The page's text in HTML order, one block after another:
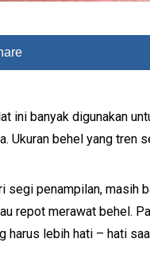
ini banyak digunakan
Ukuran behel yang tren
segi penampilan, masih
repot merawat behel.
harus lebih hati – hati